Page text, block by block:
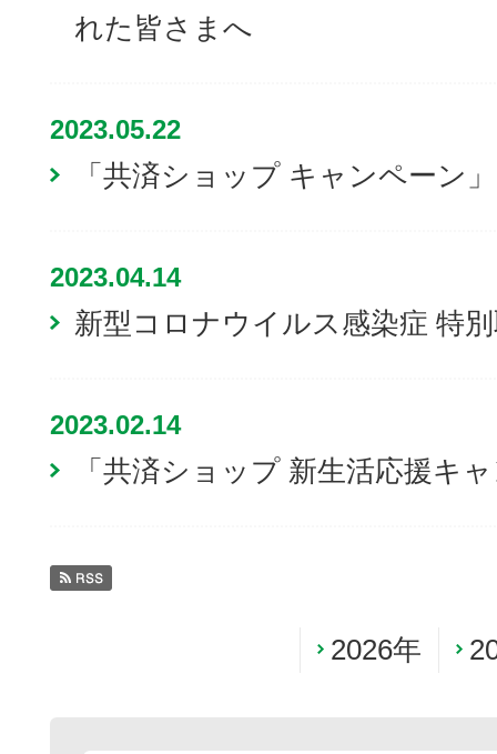
れた皆さまへ
2023.05.22
「共済ショップ キャンペーン
2023.04.14
新型コロナウイルス感染症 特
2023.02.14
「共済ショップ 新生活応援キ
2026年